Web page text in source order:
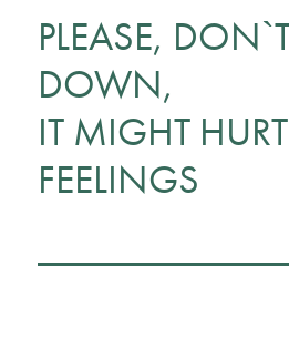
PLEASE,
DOWN,
IT MIGHT
FEELINGS